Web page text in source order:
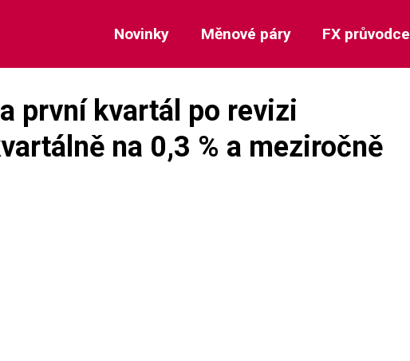
Novinky Měnové páry FX průvodce
první kvartál po revizi
na 0,3 % a meziročně